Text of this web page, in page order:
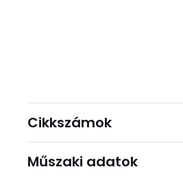
Cikkszámok
Műszaki adatok